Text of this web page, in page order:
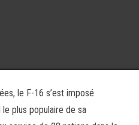
le F-16 s’est imposé
plus populaire de sa